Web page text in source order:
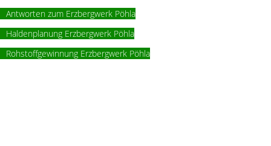
Antworten zum Erzbergwerk Pöhla
Haldenplanung Erzbergwerk Pöhla
Rohstoffgewinnung Erzbergwerk Pöhla